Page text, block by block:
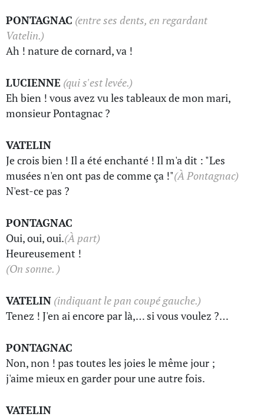
PONTAGNAC (entre ses dents, en regardant
Vatelin.)
Ah ! nature de cornard, va !
LUCIENNE (qui s'est levée.)
Eh bien ! vous avez vu les tableaux de mon mari,
monsieur Pontagnac ?
VATELIN
Je crois bien ! Il a été enchanté ! Il m'a dit : "Les
musées n'en ont pas de comme ça !"(À Pontagnac)
N'est-ce pas ?
PONTAGNAC
Oui, oui, oui.(À part)
Heureusement !
(On sonne. )
VATELIN (indiquant le pan coupé gauche.)
Tenez ! J'en ai encore par là,… si vous voulez ?…
PONTAGNAC
Non, non ! pas toutes les joies le même jour ;
j'aime mieux en garder pour une autre fois.
VATELIN